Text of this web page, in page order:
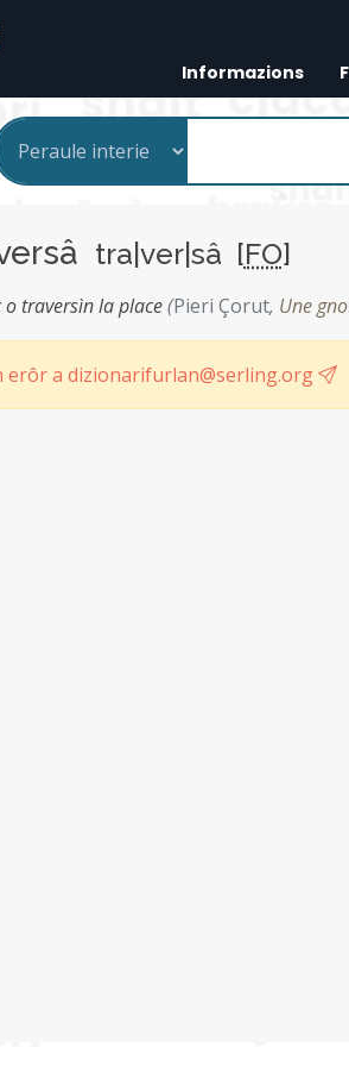
Informazions
tra|ver|sâ [FO]
traversìn la place(Pieri Çorut, Une
erôr a dizionarifurlan@serling.org